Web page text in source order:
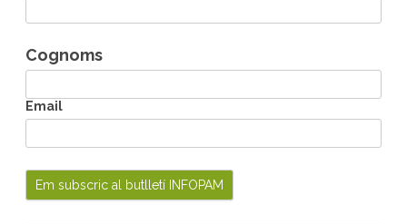
Cognoms
Email